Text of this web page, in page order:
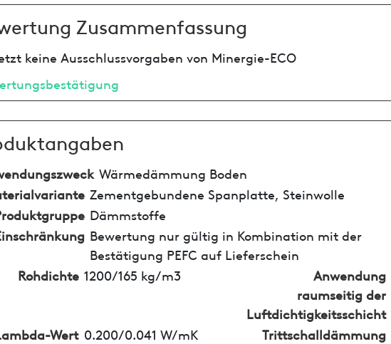
Zusammenfassung
keine Ausschlussvorgaben von Minergie-ECO
Wärmedämmung Boden
Zementgebundene Spanplatte, Steinwolle
Dämmstoffe
Bewertung nur gültig in Kombination mit der
Bestätigung PEFC auf Lieferschein
Rohdichte 1200/165 kg/m3
Anwendung
raumseitig der
Luftdichtigkeitsschicht
Wert 0.200/0.041 W/mK Trittschalldämmung